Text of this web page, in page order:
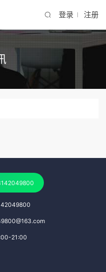
登录 注册
21:00